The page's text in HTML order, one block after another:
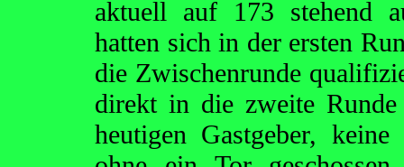
aktuell auf 173 stehend
hatten sich in der ersten
die Zwischenrunde
direkt in die zweite
heutigen Gastgeber,